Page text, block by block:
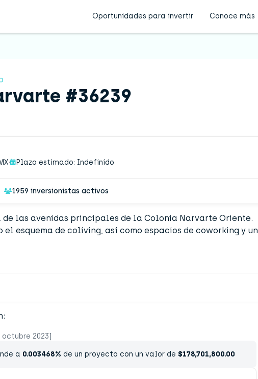
Oportunidades para invertir Conoce más
#36239
· Plazo estimado: Indefinido
1959 inversionistas activos
de las avenidas principales de la Colonia Narvarte Oriente.
esquema de coliving, así como espacios de coworking y un
2023]
a 0.003468% de un proyecto con un valor de $178,701,800.00